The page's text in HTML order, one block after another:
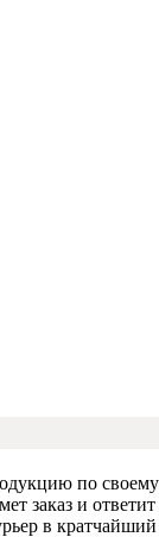
по
заказ и ответит
в кратчайший